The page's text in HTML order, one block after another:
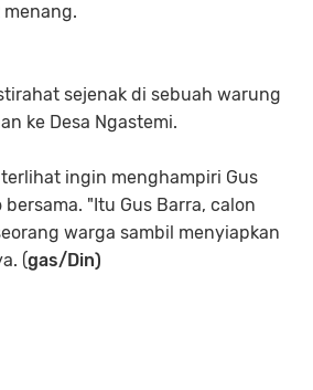
menang.
sejenak di sebuah warung
ke Desa Ngastemi.
ingin menghampiri Gus
"Itu Gus Barra, calon
warga sambil menyiapkan
(gas/Din)